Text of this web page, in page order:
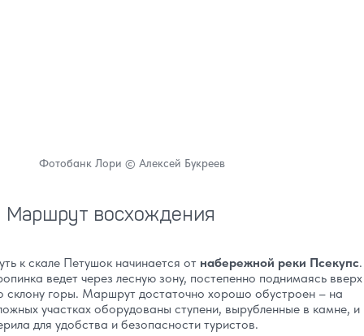
Фотобанк Лори © Алексей Букреев
Маршрут восхождения
к скале Петушок начинается от набережной реки Псекупс.
ведет через лесную зону, постепенно поднимаясь вверх
склону горы. Маршрут достаточно хорошо обустроен – на
участках оборудованы ступени, вырубленные в камне, и
для удобства и безопасности туристов.